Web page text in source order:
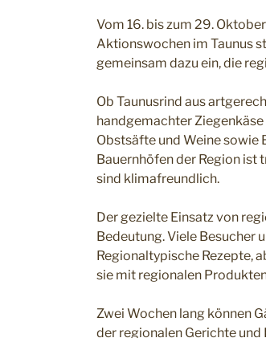
Vom 16. bis zum 29.
Aktionswochen im Taunus
gemeinsam dazu ein, die
Ob Taunusrind aus
handgemachter
Obstsäfte und Weine sowie
Bauernhöfen der Region ist
sind klimafreundlich.
Der gezielte Einsatz von
Bedeutung. Viele Besucher
Regionaltypische Rezepte,
sie mit regionalen
Zwei Wochen lang können
der regionalen Gerichte und